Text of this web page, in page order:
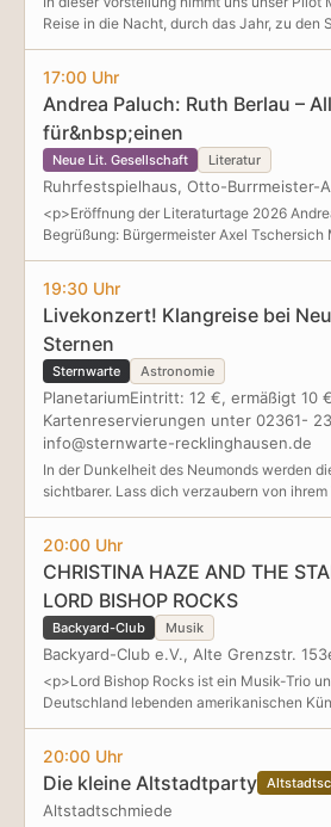
Reise in die Nacht, durch das Jahr, zu den
Planeten. Himmelsneulinge von 8 bis 88
gemütlich
17:00 Uhr
Andrea Paluch: Ruth Berlau –
für&nbsp;einen
Neue Lit. Gesellschaft Literatur
Ruhrfestspielhaus, Otto-Burrmeister-
<p>Eröffnung der Literaturtage 2026
Begrüßung: Bürgermeister Axel Tschersich
Deistler, Literaturgebiet Ruhr Ruth Berlau
Mitarbeiterinnen und Liebhaberinnen von
Dabei zeugt das Leben der dänischen
19:30 Uhr
Livekonzert! Klangreise bei
Sternen
Sternwarte Astronomie
PlanetariumEintritt: 12 €, ermäßigt 10
Kartenreservierungen unter 02361-
info@sternwarte-recklinghausen.de
In der Dunkelheit des Neumonds werden
sichtbarer. Lass dich verzaubern von
begleitet von Kristallinstrumenten und
und sphäri
20:00 Uhr
CHRISTINA HAZE AND THE
LORD BISHOP ROCKS
Backyard-Club Musik
Backyard-Club e.V., Alte Grenzstr.
<p>Lord Bishop Rocks ist ein Musik-Trio
Deutschland lebenden amerikanischen
des in der Schweiz lebenden spanisch-
Künstlers Gabriel Velázquez. Lord Bishop
der aufregendsten und musikalisch
20:00 Uhr
Die kleine Altstadtparty
Altstadtschmiede